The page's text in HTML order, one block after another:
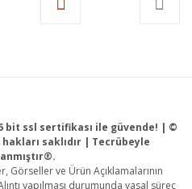
bit ssl sertifikası ile güvende! | ©
saklıdır | Tecrübeyle
Görseller ve Ürün Açıklamalarının
yapılması durumunda yasal süreç